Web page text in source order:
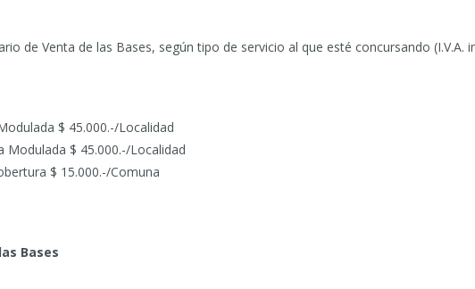
de Venta de las Bases, según tipo de servicio al que esté concursando (I.V.A.
$ 45.000.-/Localidad
Modulada $ 45.000.-/Localidad
$ 15.000.-/Comuna
Bases